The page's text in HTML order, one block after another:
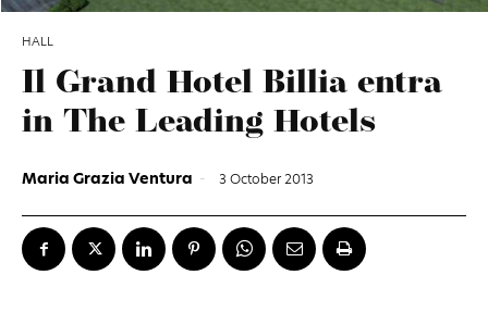
HALL
Il Grand Hotel Billia entra
in The Leading Hotels
Maria Grazia Ventura - 3 October 2013